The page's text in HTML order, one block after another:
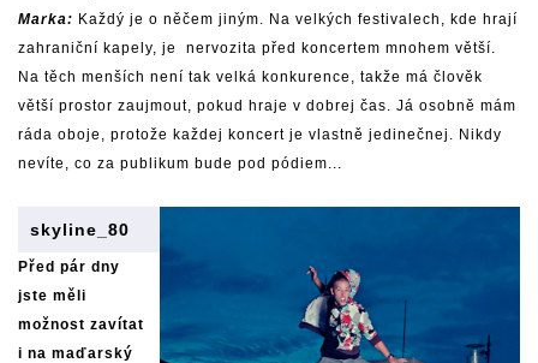
Marka: Každý je o něčem jiným. Na velkých festivalech, kde hrají
zahraniční kapely, je nervozita před koncertem mnohem větší.
Na těch menších není tak velká konkurence, takže má člověk
větší prostor zaujmout, pokud hraje v dobrej čas. Já osobně mám
ráda oboje, protože každej koncert je vlastně jedinečnej. Nikdy
nevíte, co za publikum bude pod pódiem...
skyline_80
Před pár dny
jste měli
možnost zavítat
i na maďarský